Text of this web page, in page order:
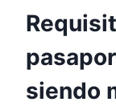
siendo